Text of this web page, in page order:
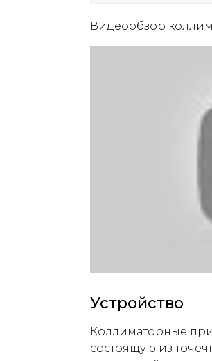
Видеообзор
Устройство
Коллиматорные
состоящую из